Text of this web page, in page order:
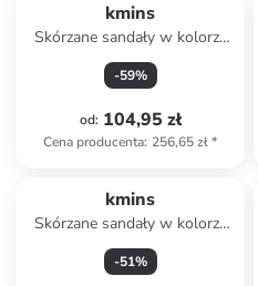
kmins
Skórzane sandały w kolorze
żółtym
-59%
od: 104,95 zł
Cena producenta: 256,65 zł*
kmins
Skórzane sandały w kolorze
jasnobrązowym
-51%